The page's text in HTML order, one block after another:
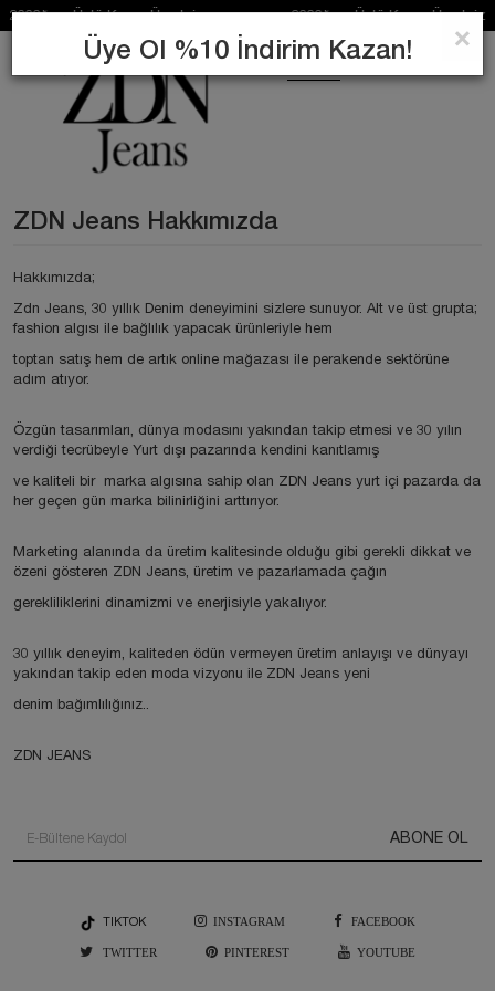
Üstü Kargo Ücretsiz 2000₺ ve Üstü Kargo
ZDN Jeans Hakkımızda
Hakkımızda;
Zdn Jeans, 30 yıllık Denim deneyimini sizlere sunuyor. Alt ve üst grupta;
fashion algısı ile bağlılık yapacak ürünleriyle hem
toptan satış hem de artık online mağazası ile perakende sektörüne
adım atıyor.
Özgün tasarımları, dünya modasını yakından takip etmesi ve 30 yılın
verdiği tecrübeyle Yurt dışı pazarında kendini kanıtlamış
ve kaliteli bir marka algısına sahip olan ZDN Jeans yurt içi pazarda da
her geçen gün marka bilinirliğini arttırıyor.
Marketing alanında da üretim kalitesinde olduğu gibi gerekli dikkat ve
özeni gösteren ZDN Jeans, üretim ve pazarlamada çağın
gerekliliklerini dinamizmi ve enerjisiyle yakalıyor.
30 yıllık deneyim, kaliteden ödün vermeyen üretim anlayışı ve dünyayı
yakından takip eden moda vizyonu ile ZDN Jeans yeni
denim bağımlılığınız..
ZDN JEANS
ABONE OL
TIKTOK INSTAGRAM FACEBOOK
TWITTER PINTEREST YOUTUBE
×
Üye Ol %10 İndirim Kazan!